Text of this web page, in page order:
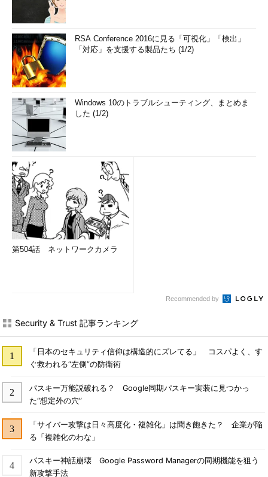
RSA Conference 2016に見る「可視化」「検出」
「対応」を支援する製品たち (1/2)
Windows 10のトラブルシューティング、まとめま
した (1/2)
第504話 ネットワークカメラ
Recommended by
Security & Trust 記事ランキング
「日本のセキュリティ信仰は構造的にズレてる」 コスパよく、す
ぐ救われる“左側”の防衛術
パスキー万能説破れる？ Google同期パスキー実装に見つかっ
た“想定外の穴”
「サイバー攻撃は日々高度化・複雑化」は聞き飽きた？ 企業が陥
る「複雑化のわな」
パスキー神話崩壊 Google Password Managerの同期機能を狙う
新攻撃手法